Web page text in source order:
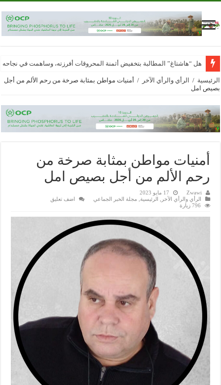
هل “هاشتاغ” المطالبة بتخفيض أثمنة المحروقات أفرزته، وساهمت في
الرئيسية / الرأي والرأي الآخر / أمنيات مواطن بمثابة صرخة من رحم الألم من أجل
بصيص امل
أمنيات مواطن بمثابة صرخة من
رحم الألم من أجل بصيص امل
Zwawi
17 مايو 2023
الرأي والرأي الآخر
الرئيسية مجلة الخبر الجماعي
اضف تعليق
796 زيارة